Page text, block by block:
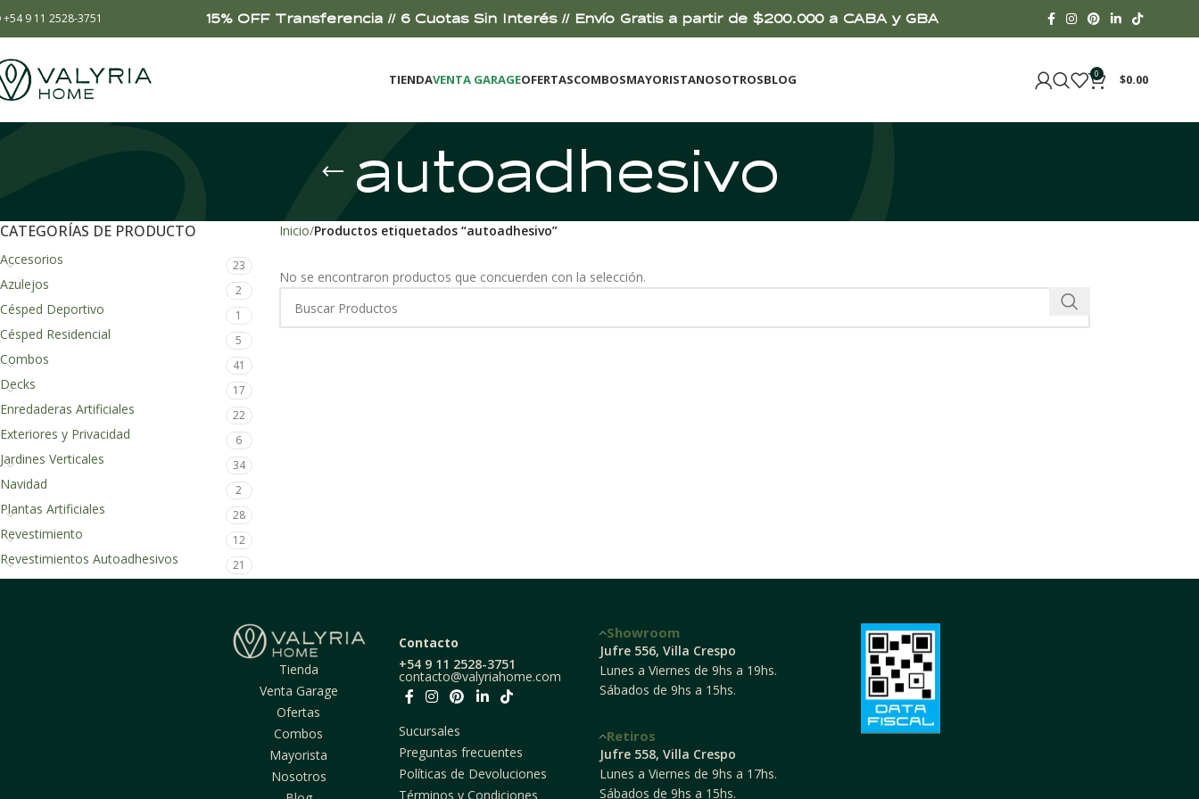
+54 9 11 2528-3751 15% OFF Transferencia // 6 Cuotas Sin Interés // Envío Gratis a partir de $200.000 a CABA y GBA
TIENDAVENTA GARAGEOFERTASCOMBOSMAYORISTANOSOTROSBLOG 0 $0.00
autoadhesivo
CATEGORÍAS DE PRODUCTO
Accesorios 23
Azulejos 2
Césped Deportivo 1
Césped Residencial 5
Combos 41
Decks 17
Enredaderas Artificiales 22
Exteriores y Privacidad 6
Jardines Verticales 34
Navidad 2
Plantas Artificiales 28
Revestimiento 12
Revestimientos Autoadhesivos 21
Inicio Productos etiquetados “autoadhesivo”
No se encontraron productos que concuerden con la selección.
Tienda
Venta Garage
Ofertas
Combos
Mayorista
Nosotros
Contacto
+54 9 11 2528-3751
contacto@valyriahome.com
Sucursales
Preguntas frecuentes
Políticas de Devoluciones
Términos y Condiciones
Showroom
Jufre 556, Villa Crespo
Lunes a Viernes de 9hs a 19hs.
Sábados de 9hs a 15hs.
Retiros
Jufre 558, Villa Crespo
Lunes a Viernes de 9hs a 17hs.
Sábados de 9hs a 15hs.